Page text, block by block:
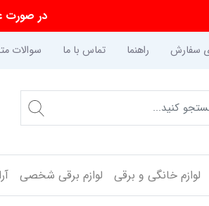
در صورت
سفارش راهنما تماس با ما سوالات
لوازم خانگی و برقی لوازم برقی شخصی